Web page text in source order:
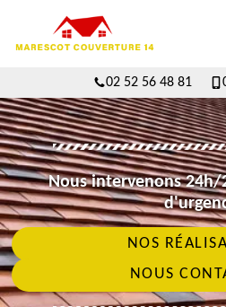
02 52 56 48 81
Nous intervenons 24h/
NOS
NOUS